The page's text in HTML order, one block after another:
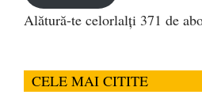
Alătură-te celorlalți 371 de
CELE MAI CITITE